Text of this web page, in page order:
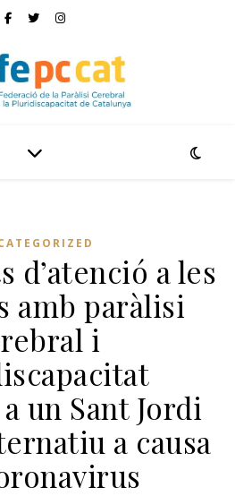
d’atenció a les
amb paràlisi
i
un Sant Jordi
a causa